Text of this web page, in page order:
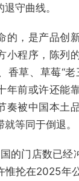
守曲线。
的，是产品创
小程序，陈列
香草、草莓“老
年前或许还能
奏被中国本土
等同于倒退。
的门店数已经
惟抡在2025年